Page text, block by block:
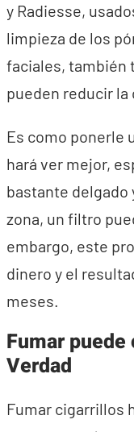
y Radiesse,
limpieza de los
faciales, también
pueden reducir
Es como ponerle
hará ver mejor,
bastante delgado
zona, un filtro
embargo, este
dinero y el
meses.
Fumar
Verdad
Fumar cigarrillos